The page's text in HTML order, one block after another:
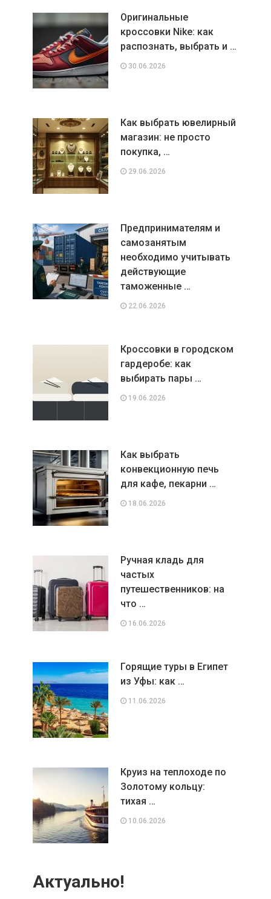
Оригинальные
кроссовки Nike: как
распознать, выбрать и …
30.06.2026
Как выбрать ювелирный
магазин: не просто
покупка, …
29.06.2026
Предпринимателям и
самозанятым
необходимо учитывать
действующие
таможенные …
22.06.2026
Кроссовки в городском
гардеробе: как
выбирать пары …
19.06.2026
Как выбрать
конвекционную печь
для кафе, пекарни …
18.06.2026
Ручная кладь для
частых
путешественников: на
что …
16.06.2026
Горящие туры в Египет
из Уфы: как …
11.06.2026
Круиз на теплоходе по
Золотому кольцу:
тихая …
10.06.2026
Актуально!